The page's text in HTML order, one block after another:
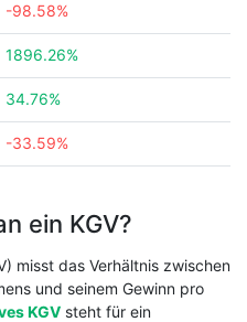
-98.58%
1896.26%
34.76%
-33.59%
ein KGV?
misst das Verhältnis zwischen
und seinem Gewinn pro
KGV steht für ein